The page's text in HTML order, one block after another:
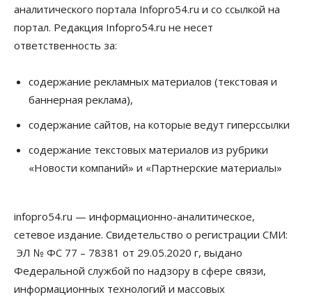
Новосибирск готовится к визиту Владимира
Путина
Бизнес Недвижимость Общество
Росреестр назвал главные причины
06 Августа 2026, 12:00
Телекоммуникации
В 16 населённых пунктах Мошковского района
Бизнес Право&Порядок
Злоумышленники опять атакуют
новосибирские компании через электронную
почту
06 Августа 2026, 11:00
аналитического портала Infopro54.ru и со ссылкой на
портал. Редакция Infopro54.ru не несет
ответственность за:
содержание рекламных материалов (текстовая и
баннерная реклама),
содержание сайтов, на которые ведут гиперссылки
содержание текстовых материалов из рубрики
«Новости компаний» и «Партнерские материалы»
infopro54.ru — информационно-аналитическое,
сетевое издание. Свидетельство о регистрации СМИ:
ЭЛ № ФС 77 – 78381 от 29.05.2020 г, выдано
Федеральной службой по надзору в сфере связи,
информационных технологий и массовых